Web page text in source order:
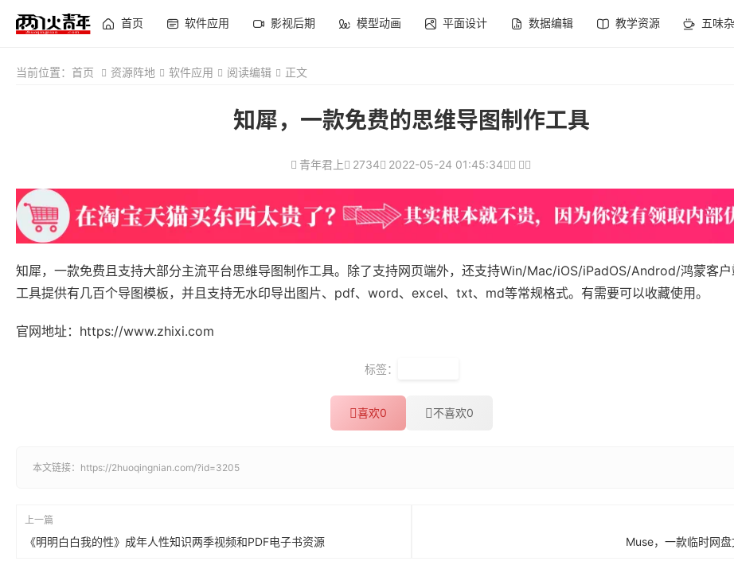
首页 软件应用 影视后期 模型动画 平面设计 数据编辑 教学资源 五味
当前位置： 首页 资源阵地 软件应用 阅读编辑 正文
知犀，一款免费的思维导图制作工具
青年君上 2734 2022-05-24 01:45:34
知犀，一款免费且支持大部分主流平台思维导图制作工具。除了支持网页端外，还支持Win/Mac/iOS/iPadOS/Androd/鸿蒙客户
工具提供有几百个导图模板，并且支持无水印导出图片、pdf、word、excel、txt、md等常规格式。有需要可以收藏使用。
官网地址：https://www.zhixi.com
标签：
喜欢0 不喜欢0
本文链接： https://2huoqingnian.com/?id=3205
上一篇
《明明白白我的性》成年人性知识两季视频和PDF电子书资源 Muse，一款临时网